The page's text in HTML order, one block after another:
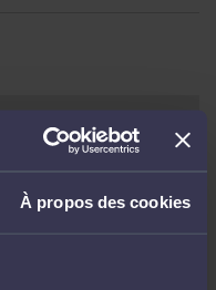
À propos des cookies